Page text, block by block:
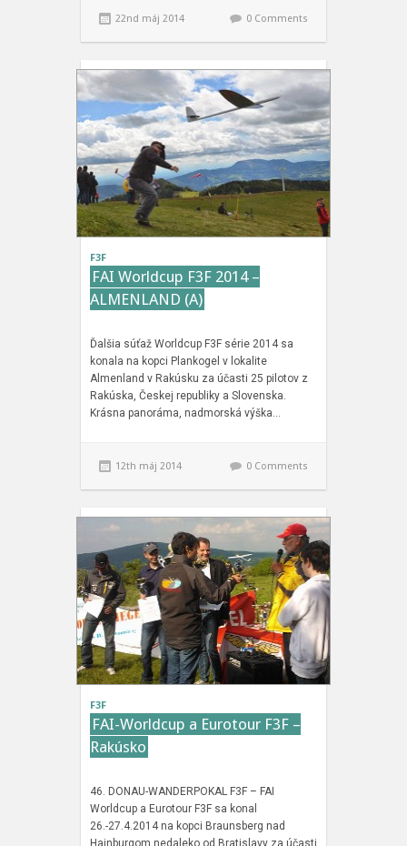
22nd máj 2014 0 Comments
F3F
FAI Worldcup F3F 2014 –
ALMENLAND (A)
Ďalšia súťaž Worldcup F3F série 2014 sa
konala na kopci Plankogel v lokalite
Almenland v Rakúsku za účasti 25 pilotov z
Rakúska, Českej republiky a Slovenska.
Krásna panoráma, nadmorská výška…
12th máj 2014 0 Comments
F3F
FAI-Worldcup a Eurotour F3F –
Rakúsko
46. DONAU-WANDERPOKAL F3F – FAI
Worldcup a Eurotour F3F sa konal
26.-27.4.2014 na kopci Braunsberg nad
Hainburgom nedaleko od Bratislavy za účasti